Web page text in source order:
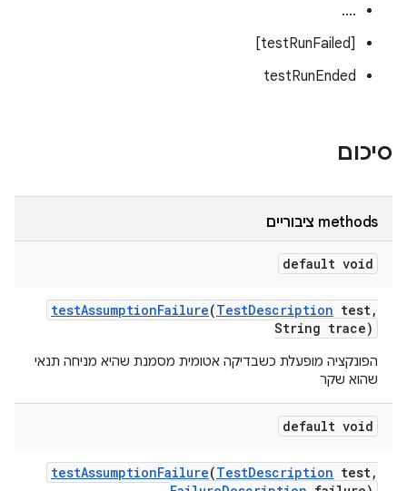
....
[testRunFailed]
testRunEnded
סיכום
‫methods ציבוריים
default void
testAssumptionFailure(TestDescription test,
String trace)
הפונקציה מופעלת כשבדיקה אטומית מסמנת שהיא מניחה תנאי
שהוא שקר
default void
testAssumptionFailure(TestDescription test,